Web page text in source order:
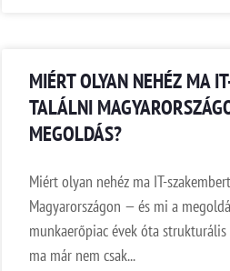
MIÉRT OLYAN NEHÉZ MA
TALÁLNI
MEGOLDÁS?
Miért olyan nehéz ma IT-
Magyarországon — és mi a
munkaerőpiac évek óta
ma már nem csak